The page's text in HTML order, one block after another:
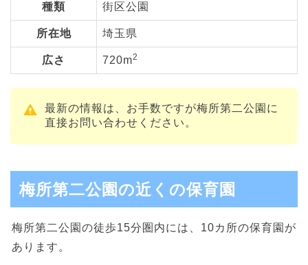
種類 街区公園
所在地 埼玉県
広さ 720m2
最新の情報は、お手数ですが梅所第二公園に
直接お問い合わせください。
梅所第二公園の近くの保育園
梅所第二公園の徒歩15分圏内には、10カ所の保育園が
あります。